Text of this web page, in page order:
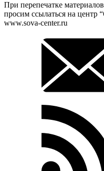
При перепечатке
просим ссылаться на центр
www.sova-center.ru